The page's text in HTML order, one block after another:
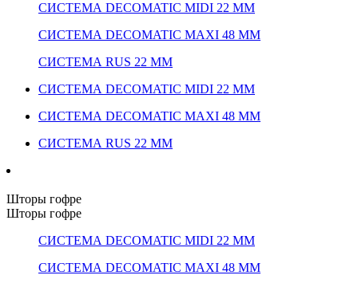
СИСТЕМА DECOMATIC MIDI 22 ММ
СИСТЕМА DECOMATIC MAXI 48 ММ
СИСТЕМА RUS 22 ММ
СИСТЕМА DECOMATIC MIDI 22 ММ
СИСТЕМА DECOMATIC MAXI 48 ММ
СИСТЕМА RUS 22 ММ
Шторы гофре
Шторы гофре
СИСТЕМА DECOMATIC MIDI 22 ММ
СИСТЕМА DECOMATIC MAXI 48 ММ